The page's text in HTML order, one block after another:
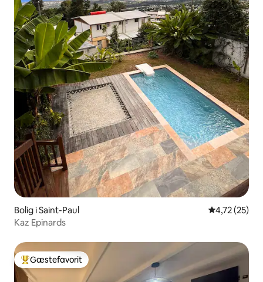
Bolig i Saint-Paul 4,72 ud af 5
4,72 (25)
Kaz Epinards
Bedste gæstefavorit
Gæstefavorit